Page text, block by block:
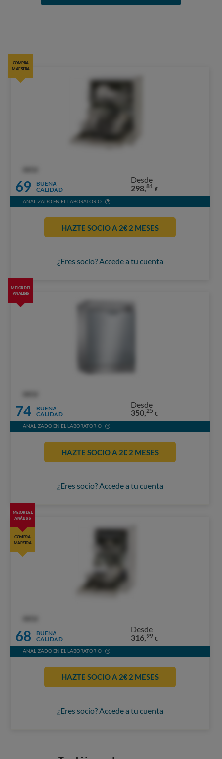
COMPRA
MAESTRA
69
BUENA
CALIDAD
Desde
298,81 €
ANALIZADO EN EL LABORATORIO
HAZTE SOCIO A 2€ 2 MESES
¿Eres socio? Accede a tu cuenta
MEJOR DEL
ANÁLISIS
74
BUENA
CALIDAD
Desde
350,25 €
ANALIZADO EN EL LABORATORIO
HAZTE SOCIO A 2€ 2 MESES
¿Eres socio? Accede a tu cuenta
MEJOR DEL
ANÁLISIS
COMPRA
MAESTRA
68
BUENA
CALIDAD
Desde
316,99 €
ANALIZADO EN EL LABORATORIO
HAZTE SOCIO A 2€ 2 MESES
¿Eres socio? Accede a tu cuenta